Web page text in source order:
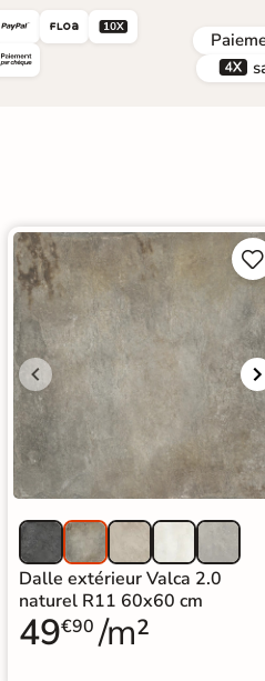
  



Dalle extérieur Valca 2.0
naturel R11 60x60 cm
49€90 /m²